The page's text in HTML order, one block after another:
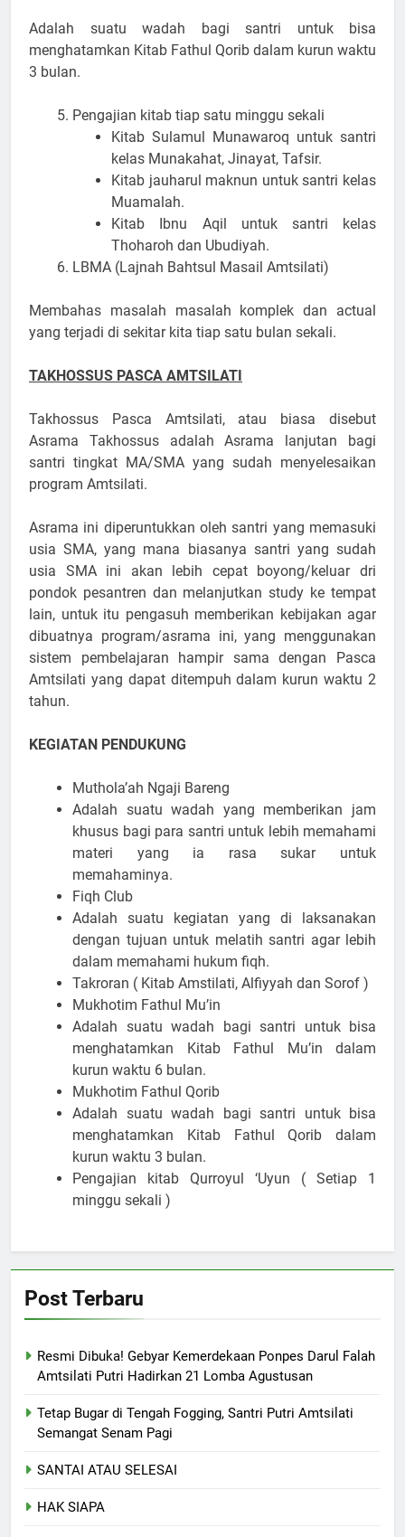
Adalah suatu wadah bagi santri untuk bisa
menghatamkan Kitab Fathul Qorib dalam kurun waktu
3 bulan.
Pengajian kitab tiap satu minggu sekali
Kitab Sulamul Munawaroq untuk santri
kelas Munakahat, Jinayat, Tafsir.
Kitab jauharul maknun untuk santri kelas
Muamalah.
Kitab Ibnu Aqil untuk santri kelas
Thoharoh dan Ubudiyah.
LBMA (Lajnah Bahtsul Masail Amtsilati)
Membahas masalah masalah komplek dan actual
yang terjadi di sekitar kita tiap satu bulan sekali.
TAKHOSSUS PASCA AMTSILATI
Takhossus Pasca Amtsilati, atau biasa disebut
Asrama Takhossus adalah Asrama lanjutan bagi
santri tingkat MA/SMA yang sudah menyelesaikan
program Amtsilati.
Asrama ini diperuntukkan oleh santri yang memasuki
usia SMA, yang mana biasanya santri yang sudah
usia SMA ini akan lebih cepat boyong/keluar dri
pondok pesantren dan melanjutkan study ke tempat
lain, untuk itu pengasuh memberikan kebijakan agar
dibuatnya program/asrama ini, yang menggunakan
sistem pembelajaran hampir sama dengan Pasca
Amtsilati yang dapat ditempuh dalam kurun waktu 2
tahun.
KEGIATAN PENDUKUNG
Muthola’ah Ngaji Bareng
Adalah suatu wadah yang memberikan jam
khusus bagi para santri untuk lebih memahami
materi yang ia rasa sukar untuk
memahaminya.
Fiqh Club
Adalah suatu kegiatan yang di laksanakan
dengan tujuan untuk melatih santri agar lebih
dalam memahami hukum fiqh.
Takroran ( Kitab Amstilati, Alfiyyah dan Sorof )
Mukhotim Fathul Mu’in
Adalah suatu wadah bagi santri untuk bisa
menghatamkan Kitab Fathul Mu’in dalam
kurun waktu 6 bulan.
Mukhotim Fathul Qorib
Adalah suatu wadah bagi santri untuk bisa
menghatamkan Kitab Fathul Qorib dalam
kurun waktu 3 bulan.
Pengajian kitab Qurroyul ‘Uyun ( Setiap 1
minggu sekali )
Post Terbaru
Resmi Dibuka! Gebyar Kemerdekaan Ponpes Darul Falah
Amtsilati Putri Hadirkan 21 Lomba Agustusan
Tetap Bugar di Tengah Fogging, Santri Putri Amtsilati
Semangat Senam Pagi
SANTAI ATAU SELESAI
HAK SIAPA